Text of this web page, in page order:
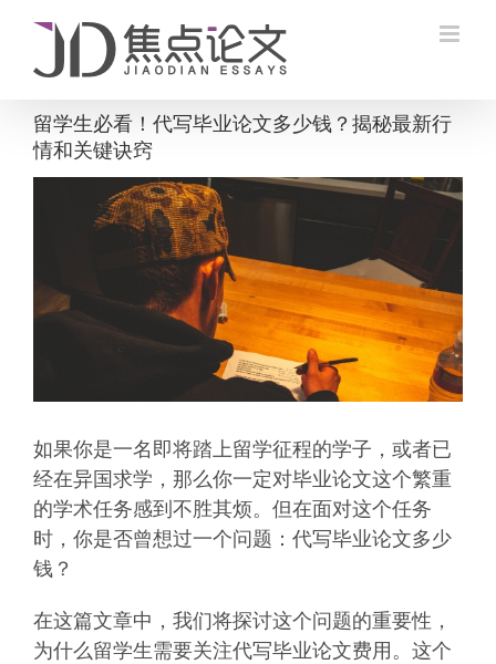
content
留学生必看！代写毕业论文多少钱？揭秘最新行
情和关键诀窍
如果你是一名即将踏上留学征程的学子，或者已
经在异国求学，那么你一定对毕业论文这个繁重
的学术任务感到不胜其烦。但在面对这个任务
时，你是否曾想过一个问题：代写毕业论文多少
钱？
在这篇文章中，我们将探讨这个问题的重要性，
为什么留学生需要关注代写毕业论文费用。这个